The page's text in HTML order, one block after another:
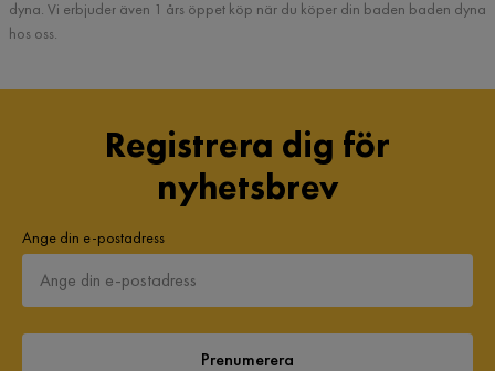
dyna. Vi erbjuder även 1 års öppet köp när du köper din baden baden dyna
hos oss.
Registrera dig för
nyhetsbrev
Ange din e-postadress
Prenumerera